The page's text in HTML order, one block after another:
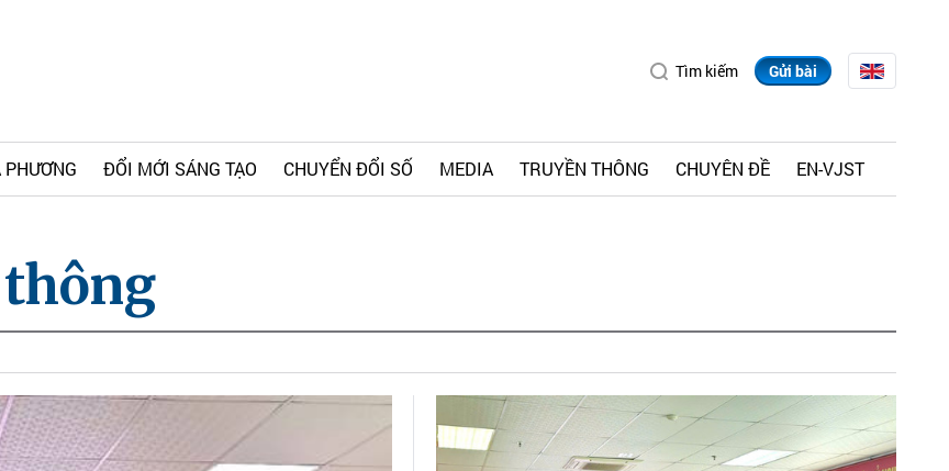
Tìm kiếm Gửi bài
ĐỔI MỚI SÁNG TẠO CHUYỂN ĐỔI SỐ MEDIA TRUYỀN THÔNG CHUYÊN ĐỀ EN-VJST